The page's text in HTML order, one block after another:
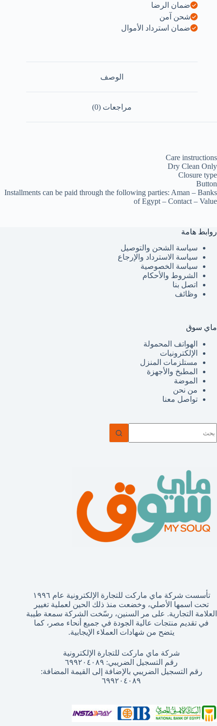
ضمان الرضا
شحن آمن
ضمان استرداد الأموال
الوصف
مراجعات (0)
Care instructions
Dry Clean Only
Closure type
Button
Installments can be paid through the following parties: Aman – Banks
of Egypt – Contact – Value
روابط هامة
سياسة الشحن والتوصيل
سياسة الاسترداد والإرجاع
سياسة الخصوصية
الشروط والأحكام
اتصل بنا
وظائف
ماي سوق
الهواتف المحمولة
الإلكترونيات
مستلزمات المنزل
المطبخ والأجهزة
الموضة
من نحن
تواصل معنا
توجد
تأسست شركة ماي ماركت للتجارة الإلكترونية عام ١٩٩٦
تحت اسمها الأصلي، وخضعت منذ ذلك الحين لعملية تغيير
العلامة التجارية. على مر السنين، رسّخت الشركة سمعة طيبة
في تقديم منتجات عالية الجودة في جميع أنحاء مصر، كما
يتضح من شهادات العملاء الإيجابية.
شركة ماي ماركت للتجارة الإلكترونية
رقم التسجيل الضريبي: ٦٩٩٢٠٤٠٨٩
رقم التسجيل الضريبي بالإضافة إلى القيمة المضافة:
٦٩٩٢٠٤٠٨٩